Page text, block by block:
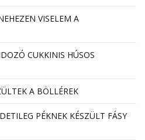
VISELEM A
CUKKINIS HÚSOS
A BÖLLÉREK
PÉKNEK KÉSZÜLT FÁSY